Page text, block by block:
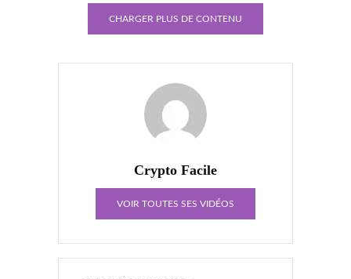
CHARGER PLUS DE CONTENU
Crypto Facile
VOIR TOUTES SES VIDÉOS